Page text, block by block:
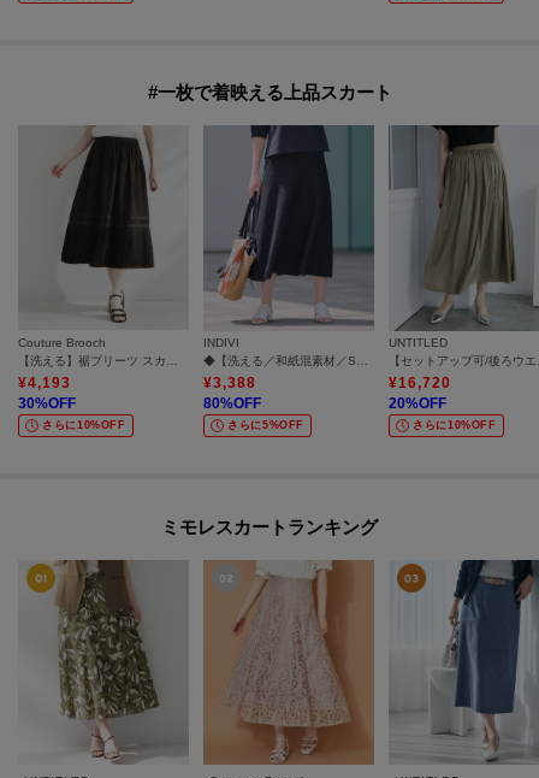
#一枚で着映える上品スカート
Couture Brooch
¥4,193
30%OFF
さらに10%OFF
INDIVI
¥3,388
80%OFF
さらに5%OFF
UNTITLED
¥16,720
20%OFF
さらに10%OFF
ミモレスカートランキング